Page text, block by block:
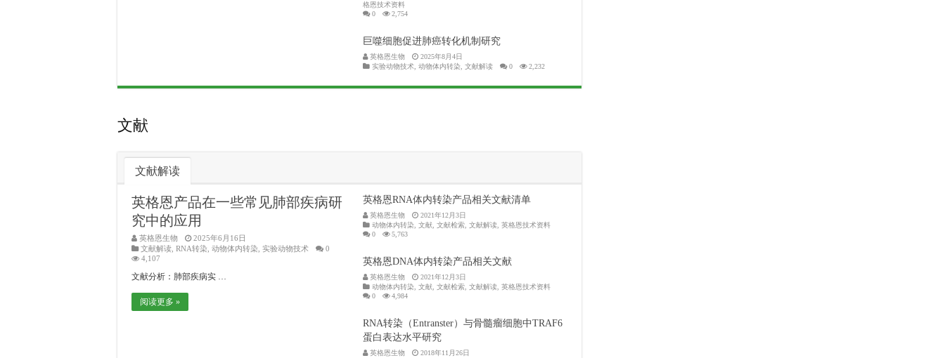
格恩技术资料
0
2,754
巨噬细胞促进肺癌转化机制研究
英格恩生物
2025年8月4日
实验动物技术, 动物体内转染, 文献解读 0 2,232
文献
文献解读
英格恩产品在一些常见肺部疾病研
究中的应用
英格恩生物
2025年6月16日
文献解读 RNA转染 动物体内转染 实验动物技术
0
4,107
文献分析：肺部疾病实 …
阅读更多 »
英格恩RNA体内转染产品相关文献清单
英格恩生物
2021年12月3日
动物体内转染, 文献, 文献检索, 文献解读, 英格恩技术资料
0
5,763
英格恩DNA体内转染产品相关文献
英格恩生物
2021年12月3日
动物体内转染, 文献, 文献检索, 文献解读, 英格恩技术资料
0
4,984
RNA转染（Entranster）与骨髓瘤细胞中TRAF6
蛋白表达水平研究
英格恩生物
2018年11月26日